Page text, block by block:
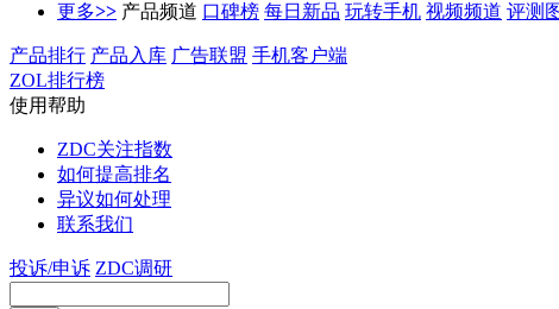
更多>> 产品频道 口碑榜 每日新品 玩转手机 视频频道 评测
产品排行 产品入库 广告联盟 手机客户端
ZOL排行榜
使用帮助
ZDC关注指数
如何提高排名
异议如何处理
联系我们
投诉/申诉 ZDC调研